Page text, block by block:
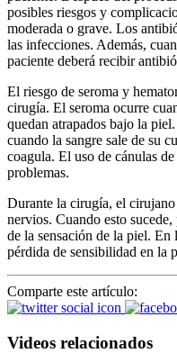
posibles riesgos y
moderada o grave. Los
las infecciones. Además,
paciente deberá recibir
El riesgo de seroma y
cirugía. El seroma ocurre
quedan atrapados bajo la
cuando la sangre sale de su
coagula. El uso de cánulas
problemas.
Durante la cirugía, el
nervios. Cuando esto
de la sensación de la piel. En
pérdida de sensibilidad en la
Comparte este artículo:
Videos relacionados